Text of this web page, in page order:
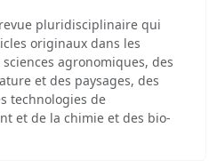
revue pluridisciplinaire qui
originaux dans les
agronomiques, des
et des paysages, des
technologies de
et de la chimie et des bio-